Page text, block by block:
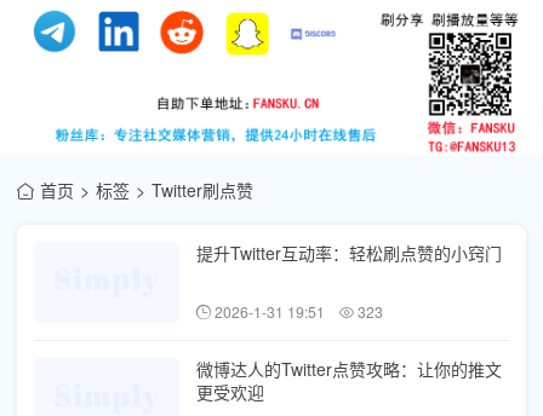
首页 标签 Twitter刷点赞
提升Twitter互动率：轻松刷点赞的小窍门
2026-1-31 19:51 323
微博达人的Twitter点赞攻略：让你的推文
更受欢迎